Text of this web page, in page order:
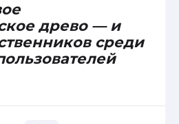
древо — и
среди